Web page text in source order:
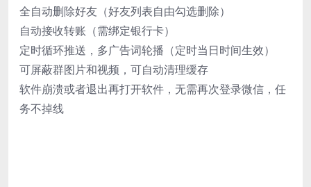
全自动删除好友（好友列表自由勾选删除）
自动接收转账（需绑定银行卡）
定时循环推送，多广告词轮播（定时当日时间生效）
可屏蔽群图片和视频，可自动清理缓存
软件崩溃或者退出再打开软件，无需再次登录微信，任
务不掉线